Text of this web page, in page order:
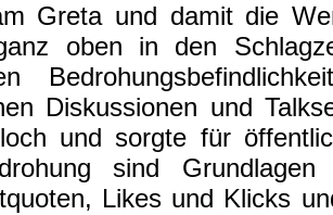
Greta und damit die
oben in den
Diskussionen und
und sorgte für
sind
Likes und Klicks